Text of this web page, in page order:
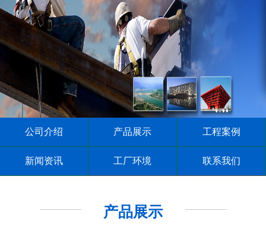
公司介绍 产品展示 工程案例
新闻资讯 工厂环境 联系我们
产品展示